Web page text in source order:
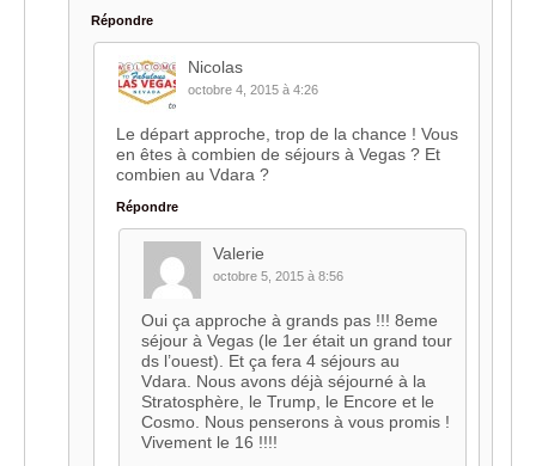
Répondre
Nicolas
octobre 4, 2015 à 4:26
Le départ approche, trop de la chance ! Vous
en êtes à combien de séjours à Vegas ? Et
combien au Vdara ?
Répondre
Valerie
octobre 5, 2015 à 8:56
Oui ça approche à grands pas !!! 8eme
séjour à Vegas (le 1er était un grand tour
ds l’ouest). Et ça fera 4 séjours au
Vdara. Nous avons déjà séjourné à la
Stratosphère, le Trump, le Encore et le
Cosmo. Nous penserons à vous promis !
Vivement le 16 !!!!